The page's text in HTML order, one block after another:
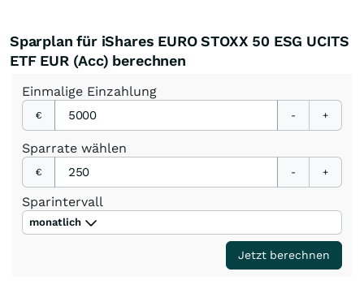
Sparplan für iShares EURO STOXX 50 ESG UCITS
ETF EUR (Acc) berechnen
Einmalige Einzahlung
€ - +
Sparrate wählen
€ - +
Sparintervall
monatlich
Jetzt berechnen